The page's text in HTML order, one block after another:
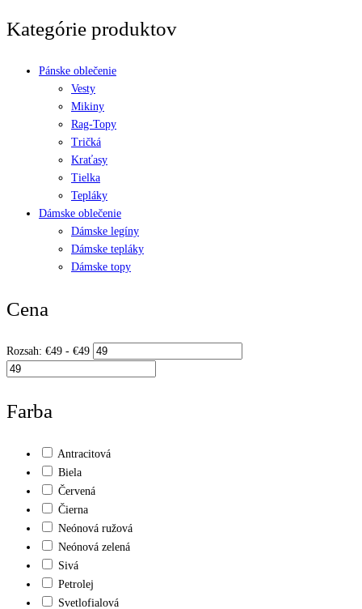
Kategórie produktov
Pánske oblečenie
Vesty
Mikiny
Rag-Topy
Tričká
Kraťasy
Tielka
Tepláky
Dámske oblečenie
Dámske legíny
Dámske tepláky
Dámske topy
Cena
Rozsah: €49 - €49
Farba
Antracitová
Biela
Červená
Čierna
Neónová ružová
Neónová zelená
Sivá
Petrolej
Svetlofialová